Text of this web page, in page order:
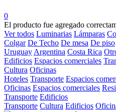
0
El producto fue agregado
Ver todos Luminarias Lámparas
Colgar De Techo De mesa De piso
Uruguay Argentina Costa Rica
Edificios Espacios comerciales
Cultura Oficinas
Hoteles Transporte Espacios
Oficinas Espacios comerciales
Transporte Edificios
Transporte Cultura Edificios